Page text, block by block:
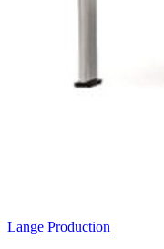
Lange Production